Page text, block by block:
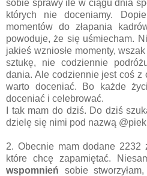
sobie sprawy ile w ciągu dnia
których nie doceniamy.
momentów do złapania
powoduje, że się uśmiecham.
jakieś wzniosłe momenty,
sztukę, nie codziennie
dania. Ale codziennie jest coś z
warto doceniać. Bo każde
doceniać i celebrować.
I tak mam do dziś. Do dziś
dzielę się nimi pod nazwą
2. Obecnie mam dodane 2232
które chcę zapamiętać.
wspomnień sobie